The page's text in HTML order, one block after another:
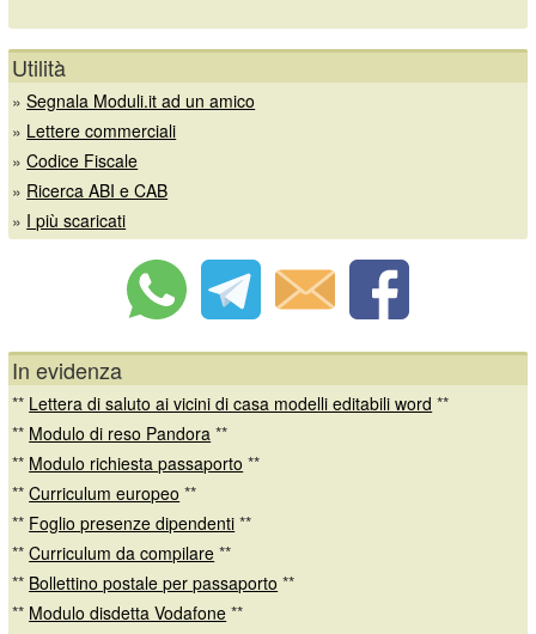
Utilità
»Segnala Moduli.it ad un amico
» Lettere commerciali
»Codice Fiscale
» Ricerca ABI e CAB
» I più scaricati
In evidenza
** Lettera di saluto ai vicini di casa modelli editabili word **
** Modulo di reso Pandora **
** Modulo richiesta passaporto **
**Curriculum europeo **
** Foglio presenze dipendenti **
**Curriculum da compilare **
** Bollettino postale per passaporto **
** Modulo disdetta Vodafone **